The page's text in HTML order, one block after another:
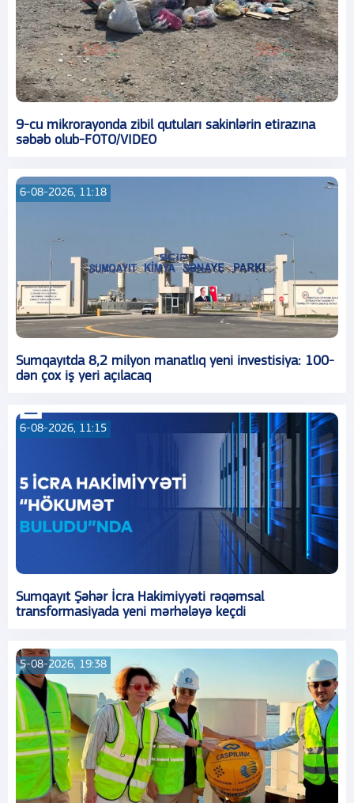
9-cu mikrorayonda zibil qutuları sakinlərin etirazına
səbəb olub-FOTO/VIDEO
6-08-2026, 11:18
Sumqayıtda 8,2 milyon manatlıq yeni investisiya: 100-
dən çox iş yeri açılacaq
6-08-2026, 11:15
Sumqayıt Şəhər İcra Hakimiyyəti rəqəmsal
transformasiyada yeni mərhələyə keçdi
5-08-2026, 19:38